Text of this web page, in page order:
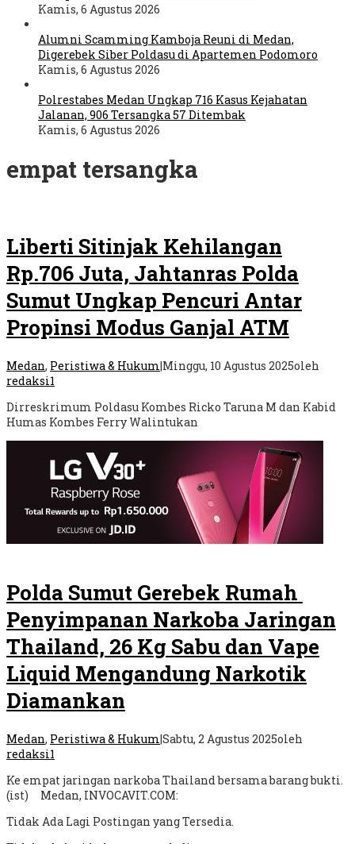
Kamis, 6 Agustus 2026
Alumni Scamming Kamboja Reuni di Medan,
Digerebek Siber Poldasu di Apartemen Podomoro
Kamis, 6 Agustus 2026
Polrestabes Medan Ungkap 716 Kasus Kejahatan
Jalanan, 906 Tersangka 57 Ditembak
Kamis, 6 Agustus 2026
empat tersangka
Liberti Sitinjak Kehilangan
Rp.706 Juta, Jahtanras Polda
Sumut Ungkap Pencuri Antar
Propinsi Modus Ganjal ATM
Medan, Peristiwa & Hukum|Minggu, 10 Agustus 2025oleh
redaksi1
Dirreskrimum Poldasu Kombes Ricko Taruna M dan Kabid
Humas Kombes Ferry Walintukan
Polda Sumut Gerebek Rumah
Penyimpanan Narkoba Jaringan
Thailand, 26 Kg Sabu dan Vape
Liquid Mengandung Narkotik
Diamankan
Medan, Peristiwa & Hukum|Sabtu, 2 Agustus 2025oleh
redaksi1
Ke empat jaringan narkoba Thailand bersama barang bukti.
(ist) Medan, INVOCAVIT.COM:
Tidak Ada Lagi Postingan yang Tersedia.